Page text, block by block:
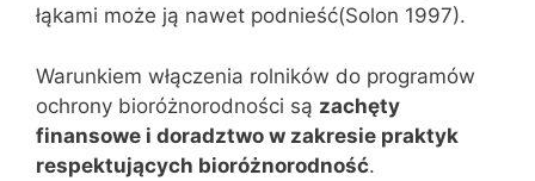
łąkami może ją nawet podnieść(Solon 1997).
Warunkiem włączenia rolników do programów
ochrony bioróżnorodności są zachęty
finansowe i doradztwo w zakresie praktyk
respektujących bioróżnorodność.